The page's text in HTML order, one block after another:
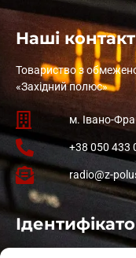
Наші
Товариство з
«Західний полюс»
м. Івано-
+38 050 433
radio@z-